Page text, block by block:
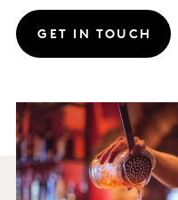
GET IN TOUCH